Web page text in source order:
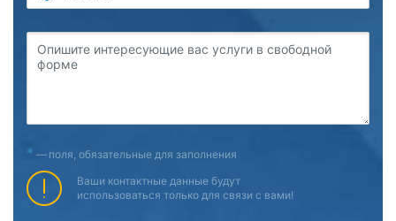
Опишите интересующие вас услуги в свободной
форме
* — поля, обязательные для заполнения
Ваши контактные данные будут
использоваться только для связи с вами!